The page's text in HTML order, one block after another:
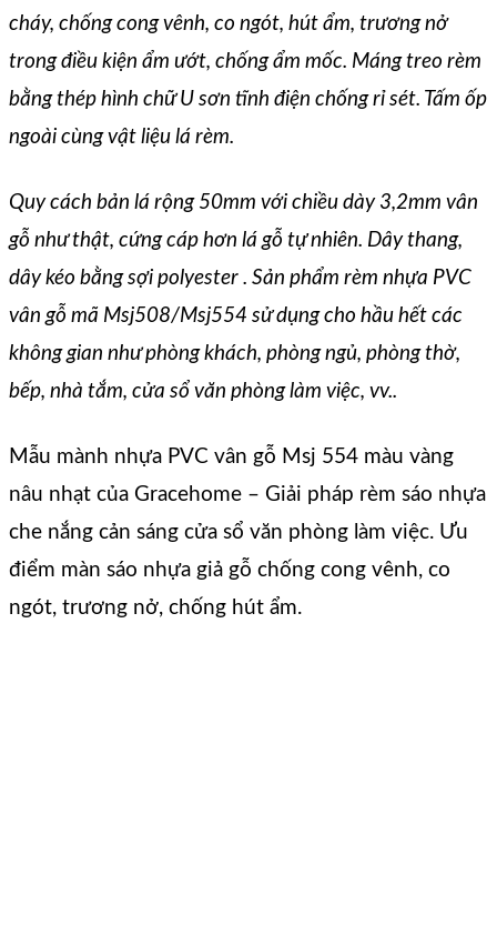
cháy, chống cong vênh, co ngót, hút ẩm, trương nở
trong điều kiện ẩm ướt, chống ẩm mốc. Máng treo rèm
bằng thép hình chữ U sơn tĩnh điện chống rỉ sét. Tấm ốp
ngoài cùng vật liệu lá rèm.
Quy cách bản lá rộng 50mm với chiều dày 3,2mm vân
gỗ như thật, cứng cáp hơn lá gỗ tự nhiên. Dây thang,
dây kéo bằng sợi polyester . Sản phẩm rèm nhựa PVC
vân gỗ mã Msj508/Msj554 sử dụng cho hầu hết các
không gian như phòng khách, phòng ngủ, phòng thờ,
bếp, nhà tắm, cửa sổ văn phòng làm việc, vv..
Mẫu mành nhựa PVC vân gỗ Msj 554 màu vàng
nâu nhạt của Gracehome – Giải pháp rèm sáo nhựa
che nắng cản sáng cửa sổ văn phòng làm việc. Ưu
điểm màn sáo nhựa giả gỗ chống cong vênh, co
ngót, trương nở, chống hút ẩm.